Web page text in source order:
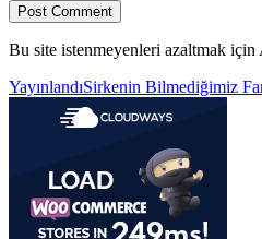
Bu site istenmeyenleri azaltmak için
Yazı
gezinmesi
YayınlandıSirkenin Bilmediğimiz